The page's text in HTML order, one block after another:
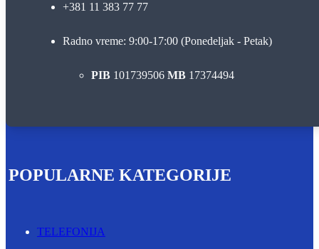
+381 11 383 77 77
Radno vreme: 9:00-17:00 (Ponedeljak - Petak)
PIB 101739506 MB 17374494
POPULARNE KATEGORIJE
TELEFONIJA